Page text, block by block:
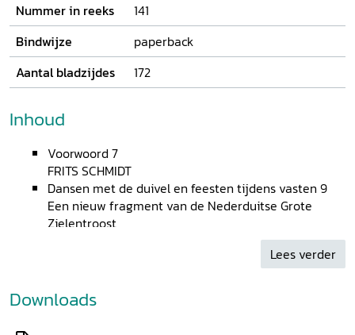
Nummer in reeks
141
Bindwijze
paperback
Aantal bladzijdes
172
Inhoud
Voorwoord 7
FRITS SCHMIDT
Dansen met de duivel en feesten tijdens vasten 9
Een nieuw fragment van de Nederduitse Grote
Zielentroost
De voorname woning van Simon van Haersolte aan
DIRK J. DE VRIES
Gedwongen huwelijken in Twente, 1643-1910 52
Lees verder
Downloads